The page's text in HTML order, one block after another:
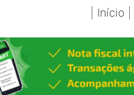
Início|